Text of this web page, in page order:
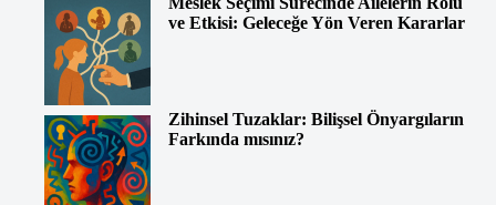
ve Etkisi: Geleceğe Yön Veren Kararlar
Zihinsel Tuzaklar: Bilişsel Önyargıların
Farkında mısınız?